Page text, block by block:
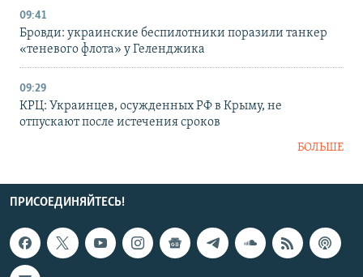
09:41
Бровди: украинские беспилотники поразили танкер
«теневого флота» у Геленджика
09:29
КРЦ: Украинцев, осужденных РФ в Крыму, не
отпускают после истечения сроков
БОЛЬШЕ
ПРИСОЕДИНЯЙТЕСЬ!